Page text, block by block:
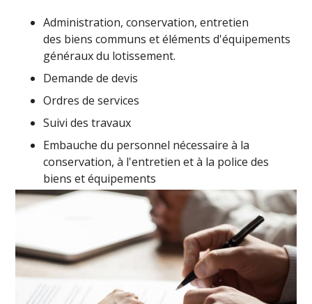
Administration, conservation, entretien
des biens communs et éléments d'équipements
généraux du lotissement.
Demande de devis
Ordres de services
Suivi des travaux
Embauche du personnel nécessaire à la
conservation, à l'entretien et à la police des
biens et équipements